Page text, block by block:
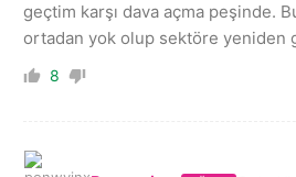
geçtim karşı dava açma peşinde.
ortadan yok olup sektöre yeniden
8